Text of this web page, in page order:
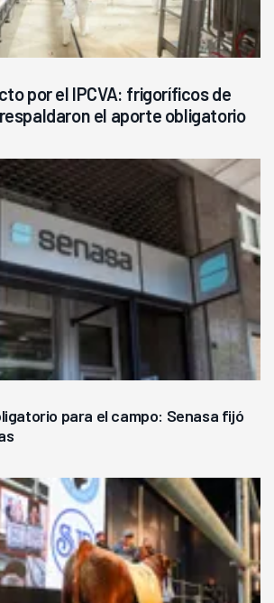
por el IPCVA: frigoríficos de
el aporte obligatorio
para el campo: Senasa fijó